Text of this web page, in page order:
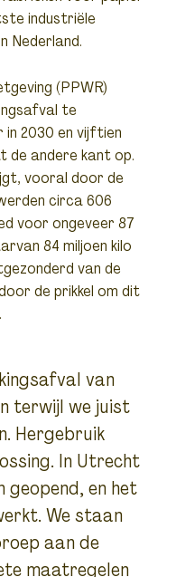
industriële
Nederland.
(PPWR)
te
2030 en vijftien
de andere kant op.
vooral door de
circa 606
voor ongeveer 87
84 miljoen kilo
van de
de prikkel om dit
van
terwijl we juist
Hergebruik
In Utrecht
geopend, en het
We staan
aan de
maatregelen